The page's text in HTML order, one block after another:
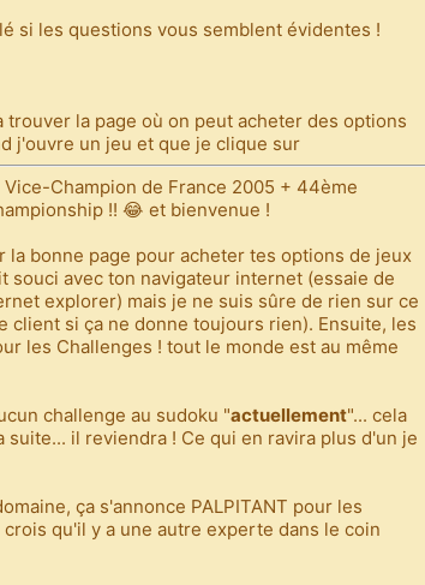
si les questions vous semblent évidentes !
trouver la page où on peut acheter des options
j'ouvre un jeu et que je clique sur
Champion de France 2005 + 44ème
!! 😂 et bienvenue !
la bonne page pour acheter tes options de jeux
souci avec ton navigateur internet (essaie de
explorer) mais je ne suis sûre de rien sur ce
client si ça ne donne toujours rien). Ensuite, les
les Challenges ! tout le monde est au même
challenge au sudoku "actuellement"... cela
il reviendra ! Ce qui en ravira plus d'un je
ça s'annonce PALPITANT pour les
qu'il y a une autre experte dans le coin